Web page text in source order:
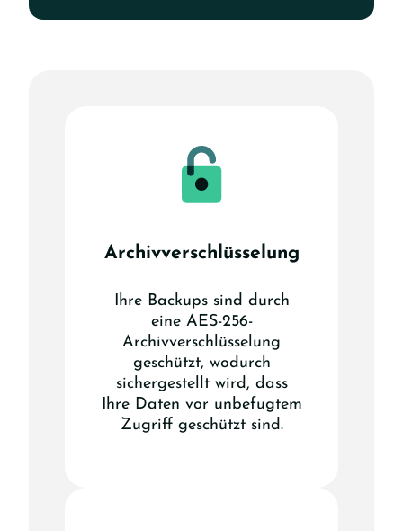
Archivverschlüsselung
Ihre Backups sind durch
eine AES-256-
Archivverschlüsselung
geschützt, wodurch
sichergestellt wird, dass
Ihre Daten vor unbefugtem
Zugriff geschützt sind.